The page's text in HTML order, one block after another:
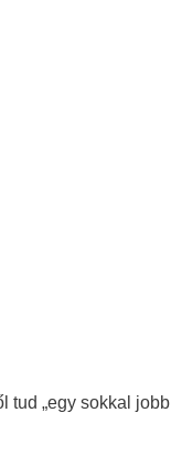
tud „egy sokkal jobb